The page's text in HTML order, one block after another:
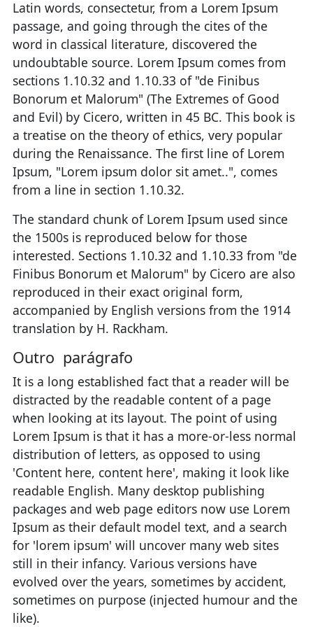
Latin words, consectetur, from a Lorem Ipsum
passage, and going through the cites of the
word in classical literature, discovered the
undoubtable source. Lorem Ipsum comes from
sections 1.10.32 and 1.10.33 of "de Finibus
Bonorum et Malorum" (The Extremes of Good
and Evil) by Cicero, written in 45 BC. This book is
a treatise on the theory of ethics, very popular
during the Renaissance. The first line of Lorem
Ipsum, "Lorem ipsum dolor sit amet..", comes
from a line in section 1.10.32.
The standard chunk of Lorem Ipsum used since
the 1500s is reproduced below for those
interested. Sections 1.10.32 and 1.10.33 from "de
Finibus Bonorum et Malorum" by Cicero are also
reproduced in their exact original form,
accompanied by English versions from the 1914
translation by H. Rackham.
Outro parágrafo
It is a long established fact that a reader will be
distracted by the readable content of a page
when looking at its layout. The point of using
Lorem Ipsum is that it has a more-or-less normal
distribution of letters, as opposed to using
'Content here, content here', making it look like
readable English. Many desktop publishing
packages and web page editors now use Lorem
Ipsum as their default model text, and a search
for 'lorem ipsum' will uncover many web sites
still in their infancy. Various versions have
evolved over the years, sometimes by accident,
sometimes on purpose (injected humour and the
like).